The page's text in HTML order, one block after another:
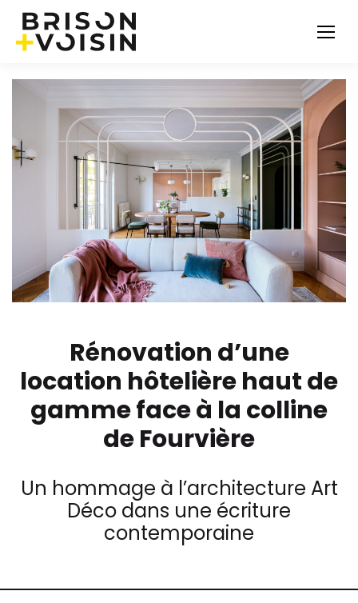
Rénovation d’une
location hôtelière haut de
gamme face à la colline
de Fourvière
Un hommage à l’architecture Art
Déco dans une écriture
contemporaine